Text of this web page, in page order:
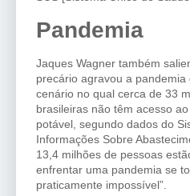
Pandemia
Jaques Wagner também
precário agravou a pandemia
cenário no qual cerca de 33
brasileiras não têm acesso
potável, segundo dados do
Informações Sobre
13,4 milhões de pessoas
enfrentar uma pandemia se
praticamente impossível”.